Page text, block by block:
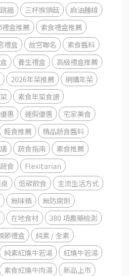
牆 三杯猴頭菇
麻油麵線
盒推薦
素食禮盒推薦
禮盒 故宮聯名
素食醬料
養生禮盒
高級禮盒推薦
2026年菜推薦
網購年菜
素食年菜食譜
惠 連假優惠
宅家美食
輕食推薦
精品蔬食醬料
蔬食指南
素食推薦
食
Flexitarian
低碳飲食
主流生活方式
無味精
無防腐劑
在地食材
380 項農藥檢測
節禮盒
純素 / 全素
純素紅燒牛若湯
紅燒牛若湯
素食紅燒牛肉湯
新品上市